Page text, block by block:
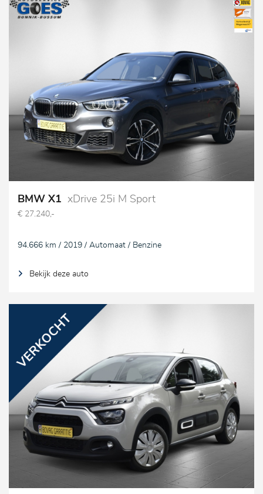
BMW X1 xDrive 25i M Sport
€ 27.240,-
94.666 km / 2019 / Automaat / Benzine
Bekijk deze auto